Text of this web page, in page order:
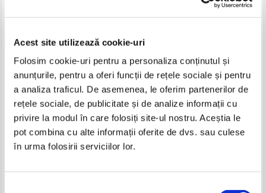
Acest site utilizează cookie-uri
Folosim cookie-uri pentru a personaliza conținutul și
anunțurile, pentru a oferi funcții de rețele sociale și pentru
a analiza traficul. De asemenea, le oferim partenerilor de
rețele sociale, de publicitate și de analize informații cu
privire la modul în care folosiți site-ul nostru. Aceștia le
pot combina cu alte informații oferite de dvs. sau culese
în urma folosirii serviciilor lor.
Johanna Lindsey - Flacari si
gheata
Pret:8,00 Lei
Adaugă în coș
Mary Balogh - Iubirea e un joc
periculos
Pret:7,00 Lei
Adaugă în coș